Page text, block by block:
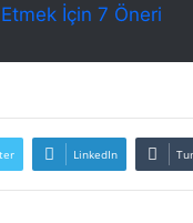
İçin 7 Öneri
LinkedIn